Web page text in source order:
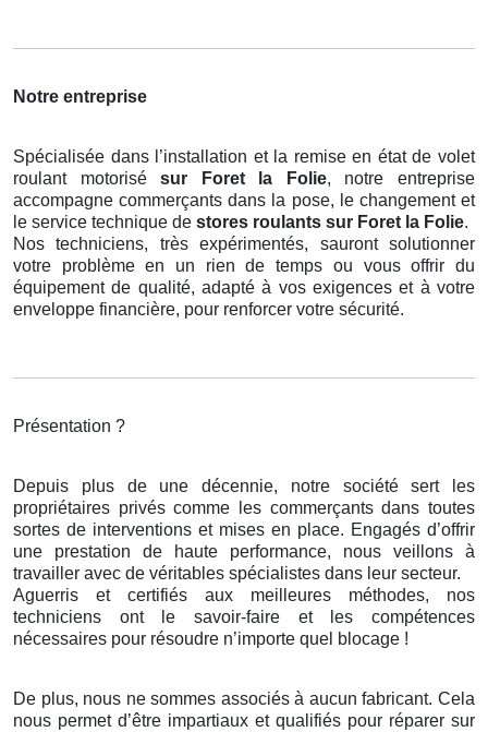
Notre entreprise
Spécialisée dans l’installation et la remise en état de volet
roulant motorisésur Foret la Folie, notre entreprise
accompagne commerçants dans la pose, le changement et
le service technique de stores roulants sur Foret la Folie.
Nos techniciens, très expérimentés, sauront solutionner
votre problème en un rien de temps ou vous offrir du
équipement de qualité, adapté à vos exigences et à votre
enveloppe financière, pour renforcer votre sécurité.
Présentation ?
Depuis plus de une décennie, notre société sert les
propriétaires privés comme les commerçants dans toutes
sortes de interventions et mises en place. Engagés d’offrir
une prestation de haute performance, nous veillons à
travailler avec de véritables spécialistes dans leur secteur.
Aguerris et certifiés aux meilleures méthodes, nos
techniciens ont le savoir-faire et les compétences
nécessaires pour résoudre n’importe quel blocage !
De plus, nous ne sommes associés à aucun fabricant. Cela
nous permet d’être impartiaux et qualifiés pour réparer sur